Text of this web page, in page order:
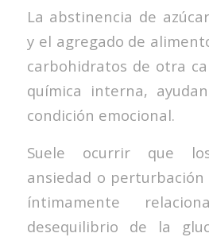
La abstinencia de
y el agregado de
carbohidratos de otra
química interna,
condición emocional.
Suele ocurrir que
ansiedad o
íntimamente
desequilibrio de la